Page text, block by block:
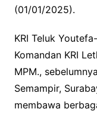
(01/01/2025).
KRI Teluk
Komandan KRI
MPM.,
Semampir,
membawa